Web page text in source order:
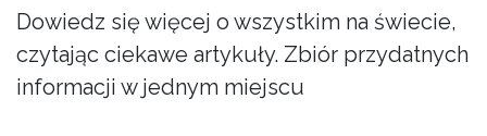
Dowiedz się więcej o wszystkim na świecie,
czytając ciekawe artykuły. Zbiór przydatnych
informacji w jednym miejscu